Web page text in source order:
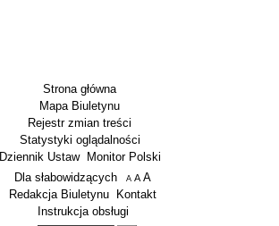
Strona główna
Mapa Biuletynu
Rejestr zmian treści
Statystyki oglądalności
Dziennik Ustaw
Monitor Polski
Menu dodatkowe
Dla słabowidzących A pomniejsz czcionkę
A standardowy rozmiar czcionki
A
Redakcja Biuletynu
Kontakt
Instrukcja obsługi